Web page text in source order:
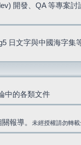
開發、QA 等專案討
日文字與中國海字集
中的各類文件
報導。 未經授權請勿轉